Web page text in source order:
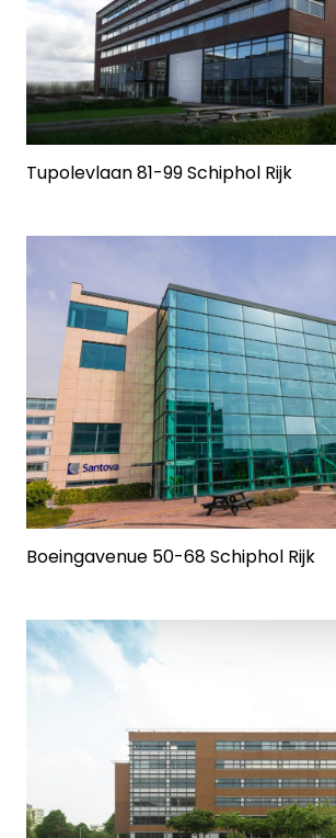
Tupolevlaan 81-99 Schiphol Rijk
Boeingavenue 50-68 Schiphol Rijk